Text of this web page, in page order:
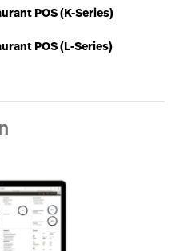
POS (K-Series)
POS (L-Series)